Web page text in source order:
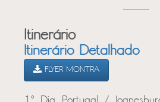
Itinerário
Itinerário Detalhado
FLYER MONTRA